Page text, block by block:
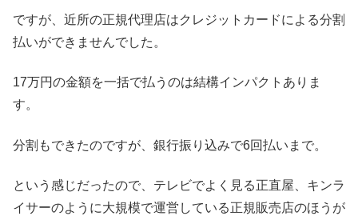
ですが、近所の正規代理店はクレジットカードによる分割
払いができませんでした。
17万円の金額を一括で払うのは結構インパクトありま
す。
分割もできたのですが、銀行振り込みで6回払いまで。
という感じだったので、テレビでよく見る正直屋、キンラ
イサーのように大規模で運営している正規販売店のほうが